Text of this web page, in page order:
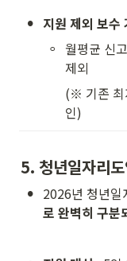
• 지원 제외 보수
◦ 월평균 신
제외
(※ 기존 최
인)
5. 청년일자리
• 2026년 청년일
로 완벽히 구분